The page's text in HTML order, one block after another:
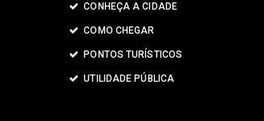
CONHEÇA A CIDADE
COMO CHEGAR
PONTOS TURÍSTICOS
UTILIDADE PÚBLICA